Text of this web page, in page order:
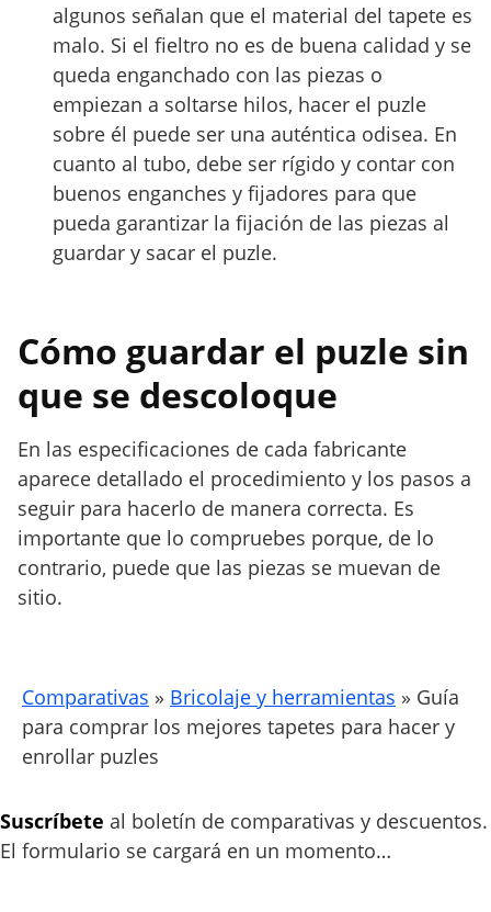
algunos señalan que el material del tapete es
malo. Si el fieltro no es de buena calidad y se
queda enganchado con las piezas o
empiezan a soltarse hilos, hacer el puzle
sobre él puede ser una auténtica odisea. En
cuanto al tubo, debe ser rígido y contar con
buenos enganches y fijadores para que
pueda garantizar la fijación de las piezas al
guardar y sacar el puzle.
Cómo guardar el puzle sin
que se descoloque
En las especificaciones de cada fabricante
aparece detallado el procedimiento y los pasos a
seguir para hacerlo de manera correcta. Es
importante que lo compruebes porque, de lo
contrario, puede que las piezas se muevan de
sitio.
Comparativas » Bricolaje y herramientas » Guía
para comprar los mejores tapetes para hacer y
enrollar puzles
Suscríbete al boletín de comparativas y descuentos.
El formulario se cargará en un momento…